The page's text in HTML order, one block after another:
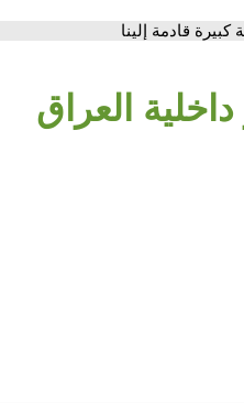
قادمة إلينا
العراق